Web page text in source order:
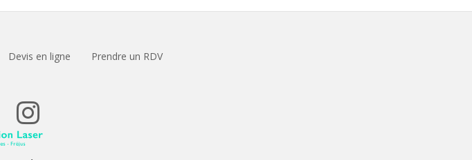
Devis en ligne Prendre un RDV